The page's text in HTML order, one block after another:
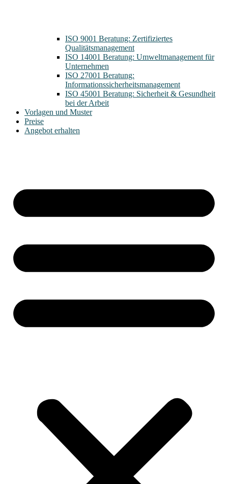
ISO 9001 Beratung: Zertifiziertes
Qualitätsmanagement
ISO 14001 Beratung: Umweltmanagement für
Unternehmen
ISO 27001 Beratung:
Informationssicherheitsmanagement
ISO 45001 Beratung: Sicherheit & Gesundheit
bei der Arbeit
Vorlagen und Muster
Preise
Angebot erhalten